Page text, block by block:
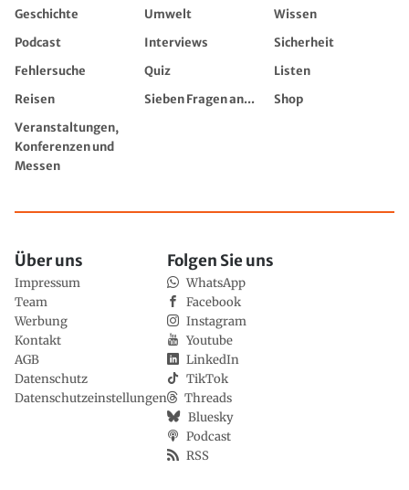
Geschichte Umwelt
Wissen
Podcast
Interviews
Sicherheit
Fehlersuche
Quiz
Listen
Reisen
Sieben Fragen an...
Shop
Veranstaltungen,
Konferenzen und
Messen
Über uns
Impressum
Team
Werbung
Kontakt
AGB
Datenschutz
Datenschutzeinstellungen
Folgen Sie uns
WhatsApp
Facebook
Instagram
Youtube
LinkedIn
TikTok
Threads
Bluesky
Podcast
RSS